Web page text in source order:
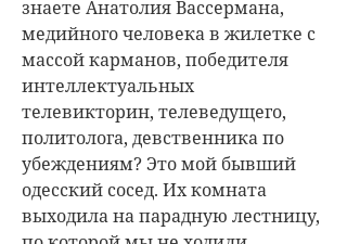
знаете Анатолия Вассермана,
медийного человека в жилетке с
массой карманов, победителя
интеллектуальных
телевикторин, телеведущего,
политолога, девственника по
убеждениям? Это мой бывший
одесский сосед. Их комната
выходила на парадную лестницу,